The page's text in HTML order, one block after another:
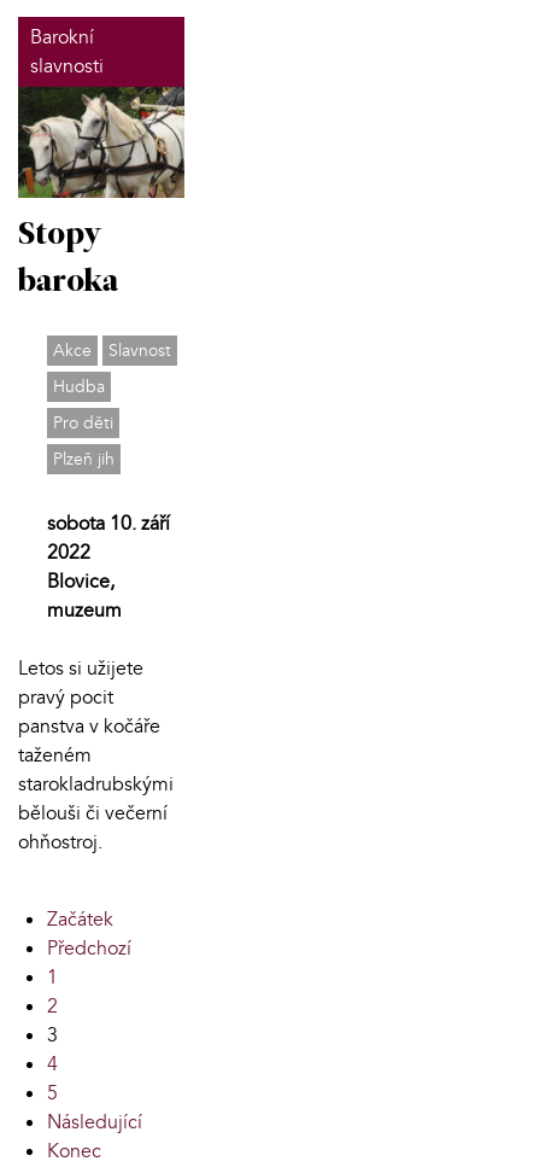
Barokní
slavnosti
Stopy
baroka
Akce
Slavnost
Hudba
Pro děti
Plzeň jih
sobota 10. září
2022
Blovice,
muzeum
Letos si užijete
pravý pocit
panstva v kočáře
taženém
starokladrubskými
bělouši či večerní
ohňostroj.
Začátek
Předchozí
1
2
3
4
5
Následující
Konec